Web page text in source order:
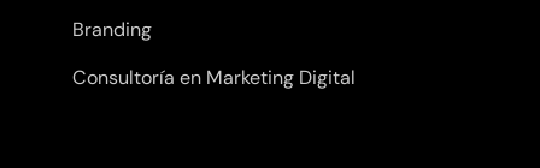
Branding
Consultoría en Marketing Digital